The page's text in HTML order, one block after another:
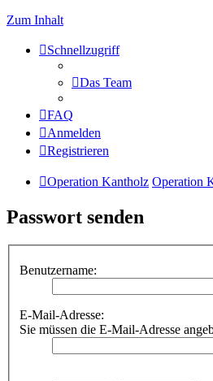
Zum Inhalt
Schnellzugriff
Das Team
FAQ
Anmelden
Registrieren
Operation Kantholz Operation
Passwort senden
Benutzername:
E-Mail-Adresse:
Sie müssen die E-Mail-Adresse